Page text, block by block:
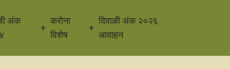
अंक
करोना
विशेष
दिवाळी अंक २०२६
आवाहन